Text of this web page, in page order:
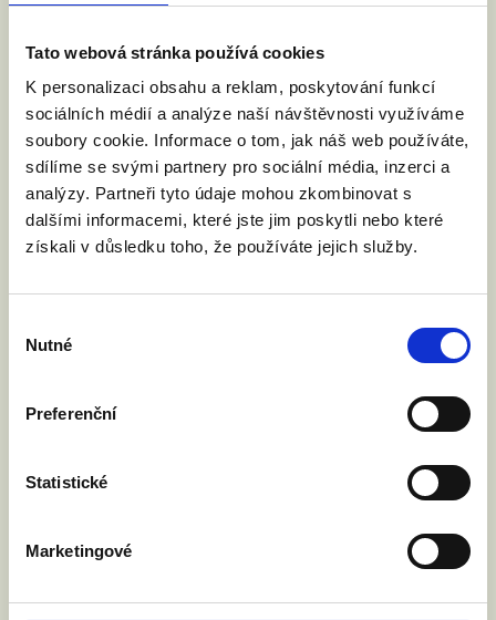
Tato webová stránka používá cookies
K personalizaci obsahu a reklam, poskytování funkcí
sociálních médií a analýze naší návštěvnosti využíváme
soubory cookie. Informace o tom, jak náš web používáte,
sdílíme se svými partnery pro sociální média, inzerci a
analýzy. Partneři tyto údaje mohou zkombinovat s
dalšími informacemi, které jste jim poskytli nebo které
získali v důsledku toho, že používáte jejich služby.
souhlasu
Nutné
Preferenční
Statistické
Marketingové
PODPOŘTE NÁS
BEZ VÁS SE NEOBEJDEME